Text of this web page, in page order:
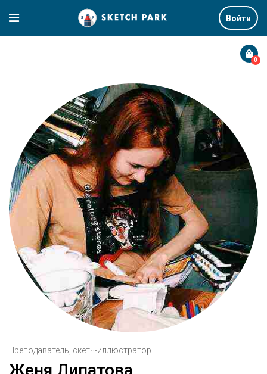
Войти
0
Преподаватель, скетч-иллюстратор